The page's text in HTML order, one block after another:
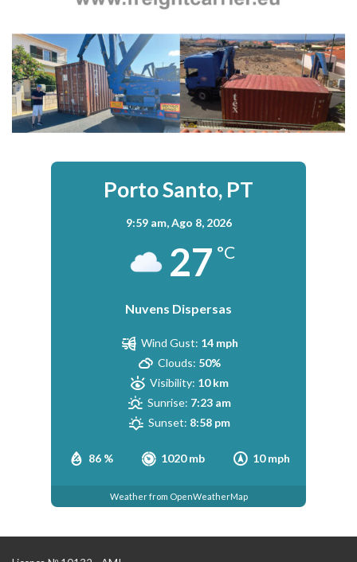
Porto Santo, PT
9:59 am,Ago 8, 2026
27 °C
Nuvens Dispersas
86 % 1020 mb 10 mph
Wind Gust: 14 mph
Clouds: 50%
Visibility: 10 km
Sunrise: 7:23 am
Sunset: 8:58 pm
Weather from OpenWeatherMap